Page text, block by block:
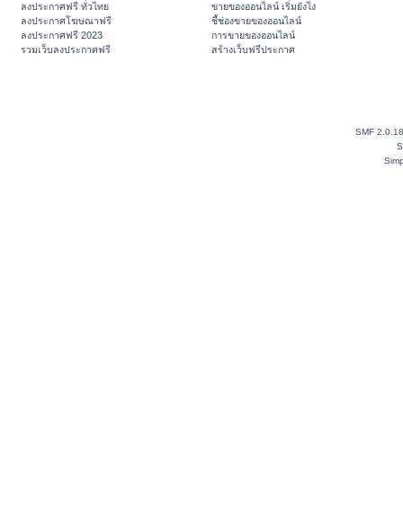
ลงประกาศฟรี ทั่วไทย
ลงประกาศโฆษณาฟรี
ลงประกาศฟรี 2023
รวมเว็บลงประกาศฟรี
ขายของออนไลน์ เริ่มยังไง
ชี้ช่องขายของออนไลน์
การขายของออนไลน์
สร้างเว็บฟรีประกาศ
SMF 2.0.18